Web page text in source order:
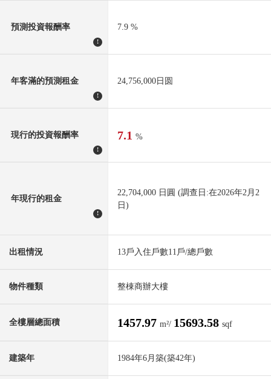
預測投資報酬率
!
7.9 %
年客滿的預測租金
!
24,756,000日圆
現行的投資報酬率
!
7.1 %
年現行的租金
!
22,704,000 日圓 (調查日:在2026年2月2
日)
出租情況 13戶入住戶數11戶/總戶數
物件種類 整棟商辦大樓
全樓層總面積 1457.97 m²/ 15693.58 sqf
建築年 1984年6月築(築42年)